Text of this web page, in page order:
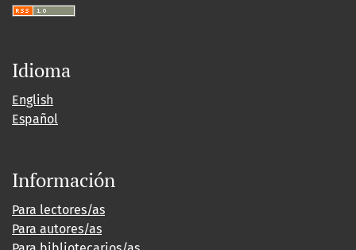
Idioma
English
Español
Información
Para lectores/as
Para autores/as